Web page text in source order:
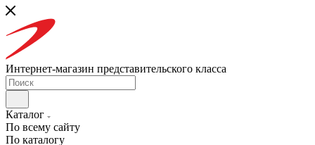
Интернет-магазин представительского класса
Каталог
По всему сайту
По каталогу